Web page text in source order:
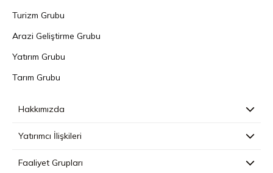
Turizm Grubu
Arazi Geliştirme Grubu
Yatırım Grubu
Tarım Grubu
Hakkımızda
Yatırımcı İlişkileri
Faaliyet Grupları